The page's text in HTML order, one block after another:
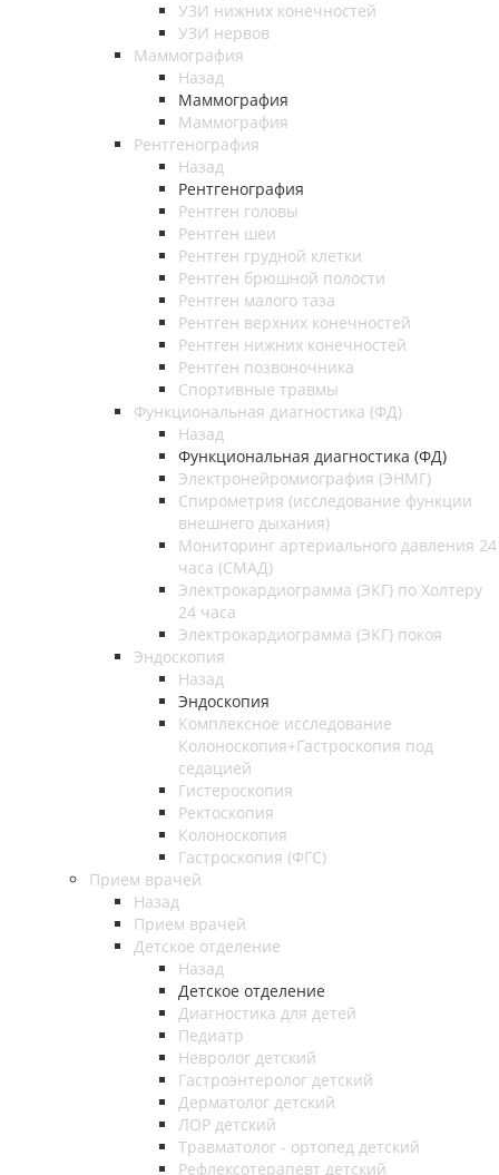
УЗИ нижних конечностей
УЗИ нервов
Маммография
Назад
Маммография
Маммография
Рентгенография
Назад
Рентгенография
Рентген головы
Рентген шеи
Рентген грудной клетки
Рентген брюшной полости
Рентген малого таза
Рентген верхних конечностей
Рентген нижних конечностей
Рентген позвоночника
Спортивные травмы
Функциональная диагностика (ФД)
Назад
Функциональная диагностика (ФД)
Электронейромиография (ЭНМГ)
Спирометрия (исследование функции
внешнего дыхания)
Мониторинг артериального давления 24
часа (СМАД)
Электрокардиограмма (ЭКГ) по Холтеру
24 часа
Электрокардиограмма (ЭКГ) покоя
Эндоскопия
Назад
Эндоскопия
Комплексное исследование
Колоноскопия+Гастроскопия под
седацией
Гистероскопия
Ректоскопия
Колоноскопия
Гастроскопия (ФГС)
Прием врачей
Назад
Прием врачей
Детское отделение
Назад
Детское отделение
Диагностика для детей
Педиатр
Невролог детский
Гастроэнтеролог детский
Дерматолог детский
ЛОР детский
Травматолог - ортопед детский
Рефлексотерапевт детский